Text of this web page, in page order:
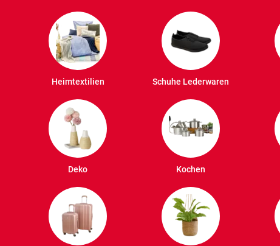
Heimtextilien Schuhe Lederwaren
Deko Kochen